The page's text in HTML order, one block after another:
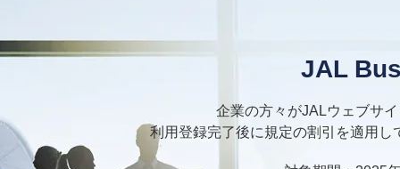
JAL
企業の方々がJALウェブサ
利用登録完了後に規定の割引を適用